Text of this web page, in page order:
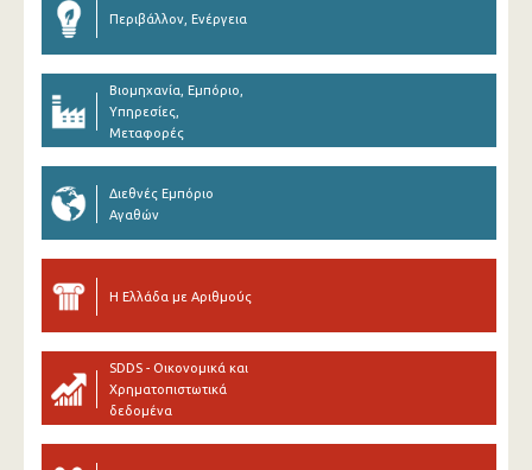
Περιβάλλον, Ενέργεια
Βιομηχανία, Εμπόριο,
Υπηρεσίες,
Μεταφορές
Διεθνές Εμπόριο
Αγαθών
Η Ελλάδα με Αριθμούς
SDDS - Οικονομικά και
Χρηματοπιστωτικά
δεδομένα